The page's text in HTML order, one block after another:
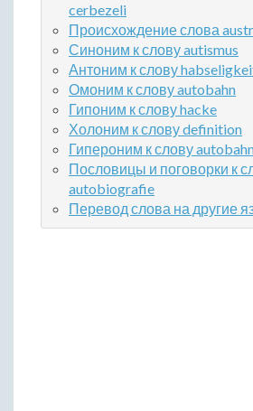
cerbezeli
Происхождение слова
Синоним к слову autismus
Антоним к слову
Омоним к слову autobahn
Гипоним к слову hacke
Холоним к слову definition
Гипероним к слову
Пословицы и поговорки к
autobiografie
Перевод слова на другие